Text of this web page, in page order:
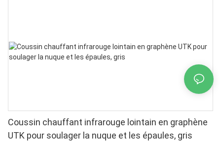
Coussin chauffant infrarouge lointain en graphène
UTK pour soulager la nuque et les épaules, gris